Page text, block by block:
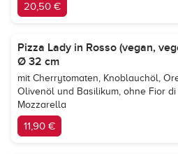
20,50 €
Pizza Lady in Rosso (vegan,
Ø 32 cm
mit Cherrytomaten, Knoblauchöl,
Olivenöl und Basilikum, ohne Fior di
Mozzarella
11,90 €